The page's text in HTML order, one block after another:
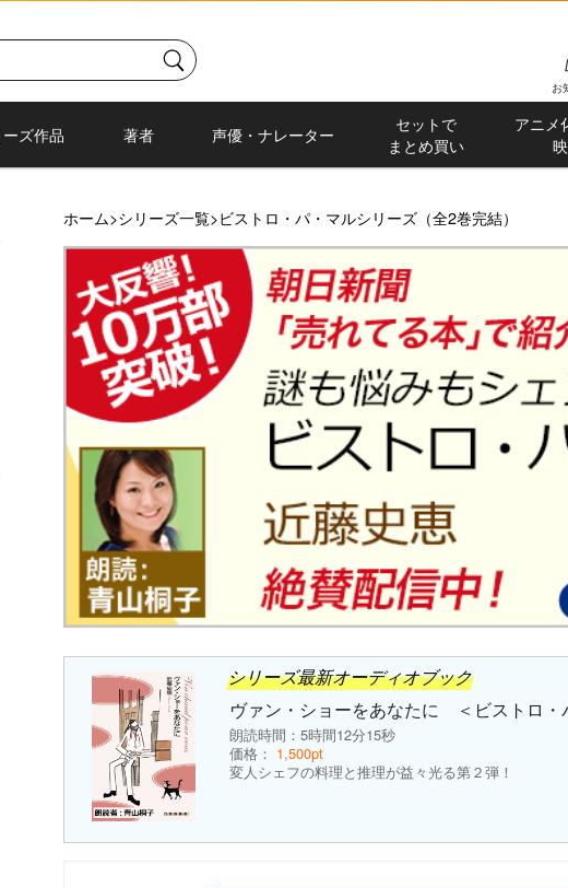
お
ズ作品 著者 声優・ナレーター
セットで
まとめ買い
アニメ
ホーム>シリーズ一覧>ビストロ・パ・マルシリーズ（全2巻完結）
シリーズ最新オーディオブック
ヴァン・ショーをあなたに ＜ビストロ・
朗読時間：5時間12分15秒
価格： 1,500pt
変人シェフの料理と推理が益々光る第２弾！